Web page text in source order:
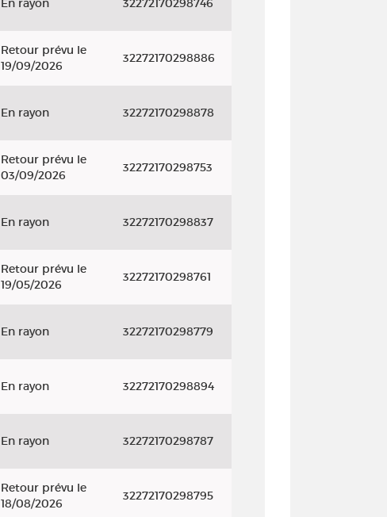
En rayon 32272170298746
Retour prévu le
19/09/2026
32272170298886
En rayon 32272170298878
Retour prévu le
03/09/2026
32272170298753
En rayon 32272170298837
Retour prévu le
19/05/2026
32272170298761
En rayon 32272170298779
En rayon 32272170298894
En rayon 32272170298787
Retour prévu le
18/08/2026
32272170298795